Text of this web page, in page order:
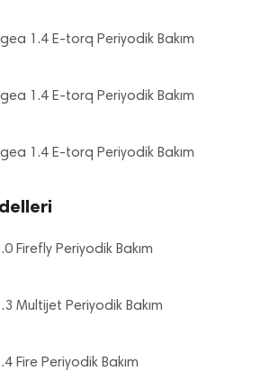
1.4 E-torq Periyodik Bakım
1.4 E-torq Periyodik Bakım
1.4 E-torq Periyodik Bakım
Firefly Periyodik Bakım
Multijet Periyodik Bakım
Fire Periyodik Bakım